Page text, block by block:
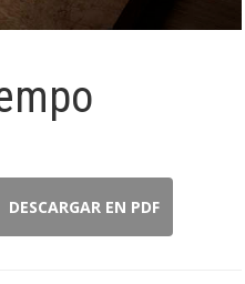
DESCARGAR EN PDF